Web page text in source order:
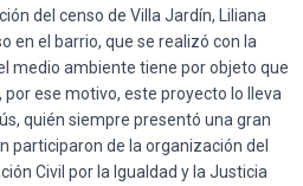
del censo de Villa Jardín, Liliana
en el barrio, que se realizó con la
medio ambiente tiene por objeto que
ese motivo, este proyecto lo lleva
quién siempre presentó una gran
participaron de la organización del
Civil por la Igualdad y la Justicia